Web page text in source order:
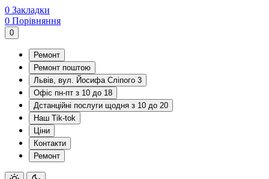
0 Закладки
0 Порівняння
0
Ремонт
Ремонт поштою
Львів, вул. Йосифа Сліпого 3
Офіс пн-пт з 10 до 18
Дстанційні послуги щодня з 10 до 20
Наш Tik-tok
Ціни
Контакти
Ремонт